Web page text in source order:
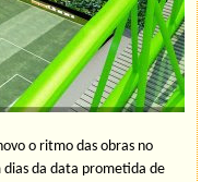
o ritmo das obras no
dias da data prometida de